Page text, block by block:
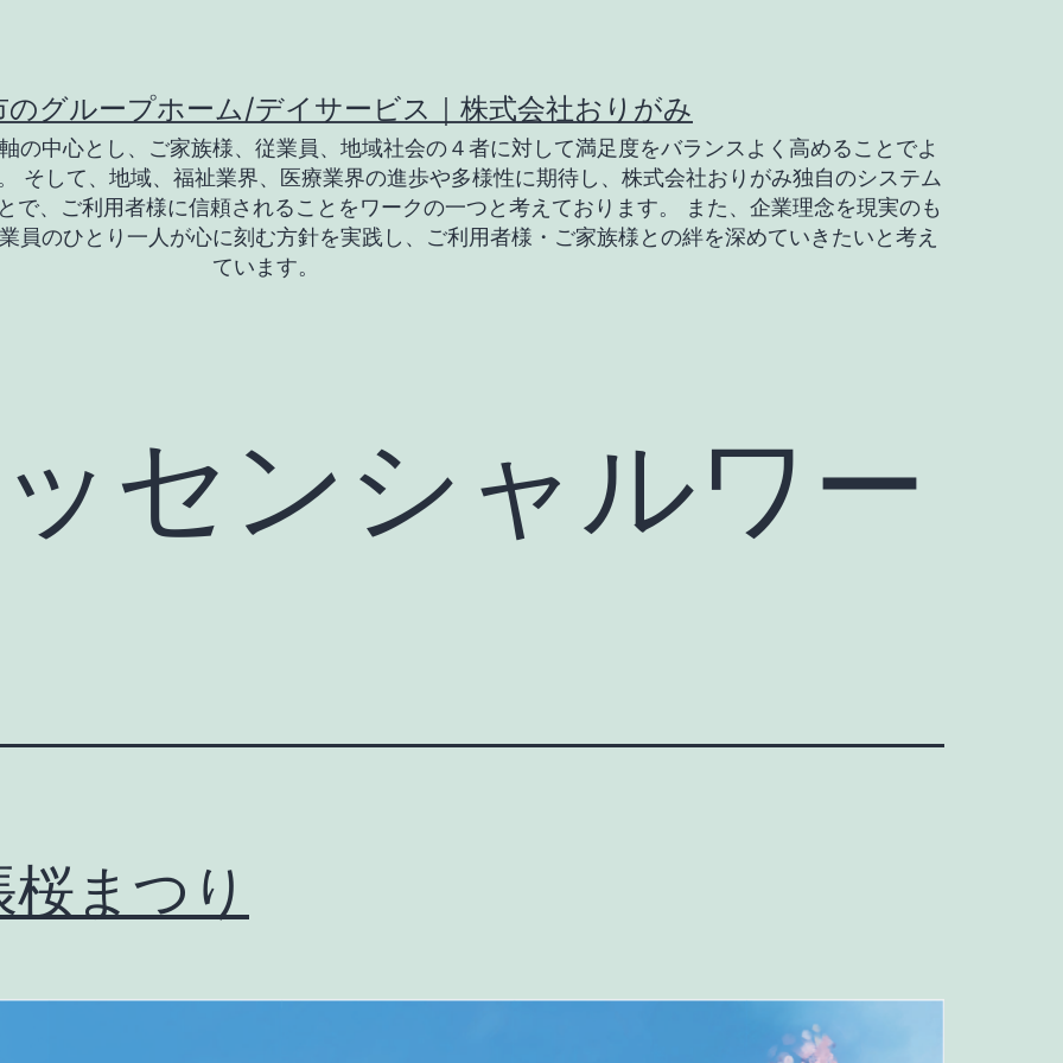
のグループホーム/デイサービス｜株式会社おりがみ
の中心とし、ご家族様、従業員、地域社会の４者に対して満足度をバランスよく高めることでよ
そして、地域、福祉業界、医療業界の進歩や多様性に期待し、株式会社おりがみ独自のシステム
で、ご利用者様に信頼されることをワークの一つと考えております。 また、企業理念を現実のも
員のひとり一人が心に刻む方針を実践し、ご利用者様・ご家族様との絆を深めていきたいと考え
ています。
センシャルワー
まつり